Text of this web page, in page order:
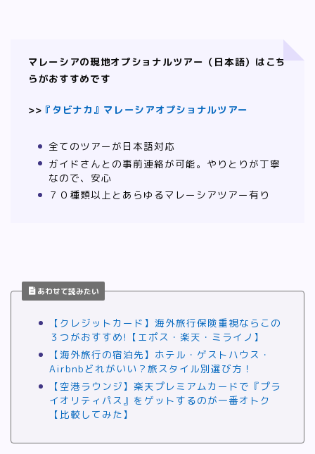
マレーシアの現地オプショナルツアー（日本語）はこち
らがおすすめです
>> 『タビナカ』マレーシアオプショナルツアー
全てのツアーが日本語対応
ガイドさんとの事前連絡が可能。やりとりが丁寧
なので、安心
７０種類以上とあらゆるマレーシアツアー有り
あわせて読みたい
【クレジットカード】海外旅行保険重視ならこの
３つがおすすめ!【エポス・楽天・ミライノ】
【海外旅行の宿泊先】ホテル・ゲストハウス・
Airbnbどれがいい？旅スタイル別選び方！
【空港ラウンジ】楽天プレミアムカードで『プラ
イオリティパス』をゲットするのが一番オトク
【比較してみた】